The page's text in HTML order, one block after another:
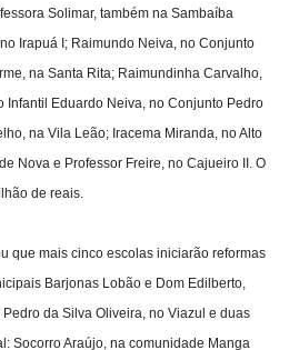
Solimar, também na Sambaíba
Irapuá I; Raimundo Neiva, no Conjunto
na Santa Rita; Raimundinha Carvalho,
Infantil Eduardo Neiva, no Conjunto Pedro
na Vila Leão; Iracema Miranda, no Alto
Nova e Professor Freire, no Cajueiro II. O
de reais.
que mais cinco escolas iniciarão reformas
Barjonas Lobão e Dom Edilberto,
da Silva Oliveira, no Viazul e duas
Socorro Araújo, na comunidade Manga